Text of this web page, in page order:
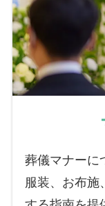
葬儀マナーに
服装、お布施